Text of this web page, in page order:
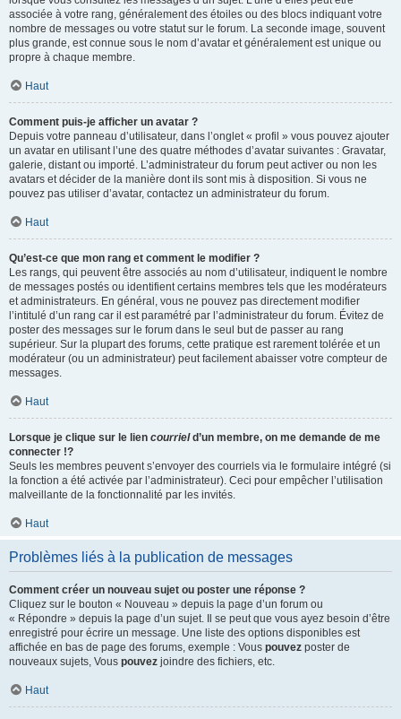
associée à votre rang, généralement des étoiles ou des blocs indiquant votre
nombre de messages ou votre statut sur le forum. La seconde image, souvent
plus grande, est connue sous le nom d’avatar et généralement est unique ou
propre à chaque membre.
Haut
Comment puis-je afficher un avatar ?
Depuis votre panneau d’utilisateur, dans l’onglet « profil » vous pouvez ajouter
un avatar en utilisant l’une des quatre méthodes d’avatar suivantes : Gravatar,
galerie, distant ou importé. L’administrateur du forum peut activer ou non les
avatars et décider de la manière dont ils sont mis à disposition. Si vous ne
pouvez pas utiliser d’avatar, contactez un administrateur du forum.
Haut
Qu’est-ce que mon rang et comment le modifier ?
Les rangs, qui peuvent être associés au nom d’utilisateur, indiquent le nombre
de messages postés ou identifient certains membres tels que les modérateurs
et administrateurs. En général, vous ne pouvez pas directement modifier
l’intitulé d’un rang car il est paramétré par l’administrateur du forum. Évitez de
poster des messages sur le forum dans le seul but de passer au rang
supérieur. Sur la plupart des forums, cette pratique est rarement tolérée et un
modérateur (ou un administrateur) peut facilement abaisser votre compteur de
messages.
Haut
Lorsque je clique sur le lien courrield’un membre, on me demande de me
connecter !?
Seuls les membres peuvent s’envoyer des courriels via le formulaire intégré (si
la fonction a été activée par l’administrateur). Ceci pour empêcher l’utilisation
malveillante de la fonctionnalité par les invités.
Haut
Problèmes liés à la publication de messages
Comment créer un nouveau sujet ou poster une réponse ?
Cliquez sur le bouton « Nouveau » depuis la page d’un forum ou
« Répondre » depuis la page d’un sujet. Il se peut que vous ayez besoin d’être
enregistré pour écrire un message. Une liste des options disponibles est
affichée en bas de page des forums, exemple : Vous pouvez poster de
nouveaux sujets, Vous pouvez joindre des fichiers, etc.
Haut